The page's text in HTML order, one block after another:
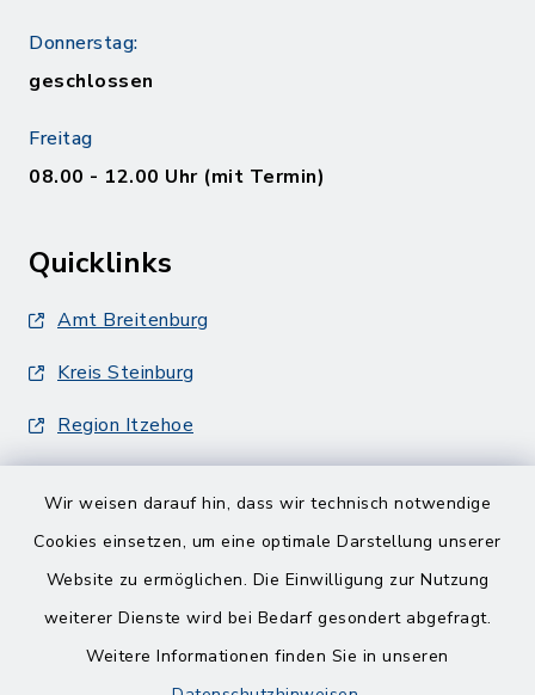
Wir weisen darauf hin, dass wir technisch notwendige
Cookies einsetzen, um eine optimale Darstellung unserer
Website zu ermöglichen. Die Einwilligung zur Nutzung
weiterer Dienste wird bei Bedarf gesondert abgefragt.
Weitere Informationen finden Sie in unseren
Donnerstag:
geschlossen
Freitag
08.00 - 12.00 Uhr (mit Termin)
Quicklinks
Amt Breitenburg
Kreis Steinburg
Region Itzehoe
Barrierefreiheit